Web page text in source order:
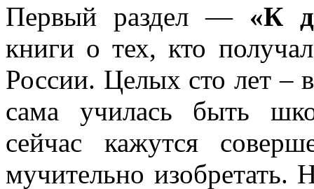
Первый раздел — «К
книги о тех, кто
России. Целых сто лет –
сама училась быть
сейчас кажутся
мучительно изобретать.